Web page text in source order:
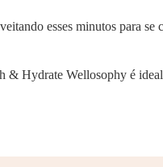
esses minutos para
Hydrate Wellosophy é